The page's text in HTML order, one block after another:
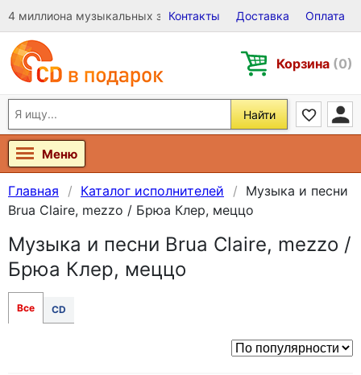
4 миллиона музыкальных записей на Виниле, CD и DVD
Контакты Доставка Оплата
Корзина (0)
Найти
Меню
Главная Каталог исполнителей
Музыка и песни
Brua Claire, mezzo / Брюа Клер, меццо
Музыка и песни Brua Claire, mezzo /
Брюа Клер, меццо
Все CD